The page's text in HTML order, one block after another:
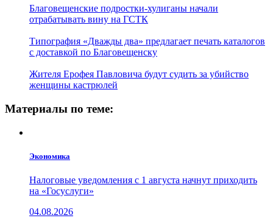
Благовещенские подростки-хулиганы начали
отрабатывать вину на ГСТК
Типография «Дважды два» предлагает печать каталогов
с доставкой по Благовещенску
Жителя Ерофея Павловича будут судить за убийство
женщины кастрюлей
Материалы по теме:
Экономика
Налоговые уведомления с 1 августа начнут приходить
на «Госуслуги»
04.08.2026